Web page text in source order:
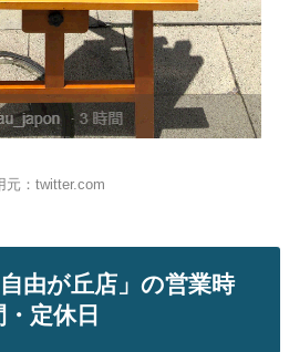
元：twitter.com
由が丘店」の営業時
・定休日